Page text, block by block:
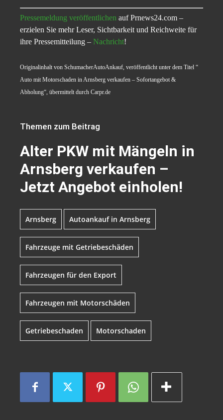
Pressemeldung veröffentlichen auf Prnews24.com –
erzielen Sie mehr Leser, Sichtbarkeit und Reichweite für
ihre Pressemitteilung – Nachricht!
Originalinhalt von SchumacherAutoAnkauf, veröffentlicht unter dem Titel “
Auto mit Motorschaden in Arnsberg verkaufen – Sofortangebot &
Abholung“, übermittelt durch Carpr.de
Themen zum Beitrag
Alter PKW mit Mängeln in
Arnsberg verkaufen –
Jetzt Angebot einholen!
Arnsberg Autoankauf in Arnsberg
Fahrzeuge mit Getriebeschäden
Fahrzeugen für den Export
Fahrzeugen mit Motorschäden
Getriebeschaden Motorschaden